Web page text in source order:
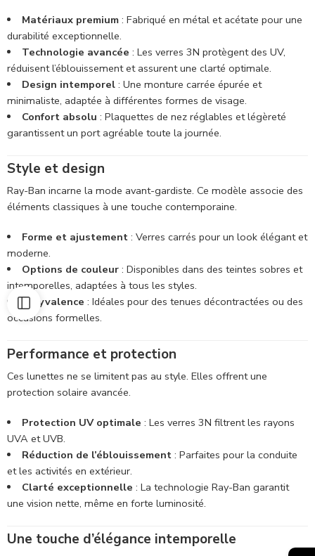
Matériaux premium: Fabriqué en métal et acétate pour une
durabilité exceptionnelle.
Technologie avancée : Les verres 3N protègent des UV,
réduisent l’éblouissement et assurent une clarté optimale.
Design intemporel: Une monture carrée épurée et
minimaliste, adaptée à différentes formes de visage.
Confort absolu : Plaquettes de nez réglables et légèreté
garantissent un port agréable toute la journée.
Style et design
Ray-Ban incarne la mode avant-gardiste. Ce modèle associe des
éléments classiques à une touche contemporaine.
Forme et ajustement: Verres carrés pour un look élégant et
moderne.
Options de couleur: Disponibles dans des teintes sobres et
intemporelles, adaptées à tous les styles.
Polyvalence : Idéales pour des tenues décontractées ou des
occasions formelles.
Performance et protection
Ces lunettes ne se limitent pas au style. Elles offrent une
protection solaire avancée.
Protection UV optimale : Les verres 3N filtrent les rayons
UVA et UVB.
Réduction de l’éblouissement: Parfaites pour la conduite
et les activités en extérieur.
Clarté exceptionnelle : La technologie Ray-Ban garantit
une vision nette, même en forte luminosité.
Une touche d’élégance intemporelle